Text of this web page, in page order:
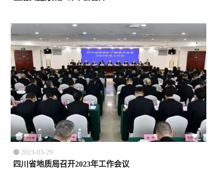
 2023-03-29
四川省地质局召开2023年工作会议